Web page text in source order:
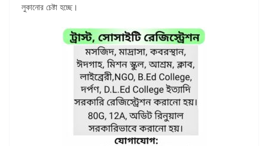
লুকানোর চেষ্টা হচ্ছে।